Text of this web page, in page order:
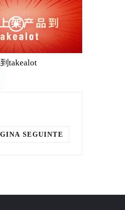
takealot
SEGUINTE